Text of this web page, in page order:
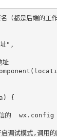
都是后端的工作
",
址
{
的  wx.config
模式,调用的